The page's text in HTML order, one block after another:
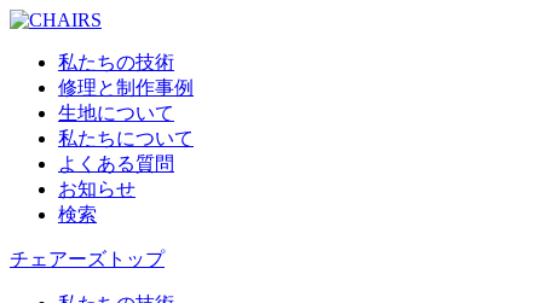
私たちの技術
修理と制作事例
生地について
私たちについて
よくある質問
お知らせ
検索
チェアーズトップ